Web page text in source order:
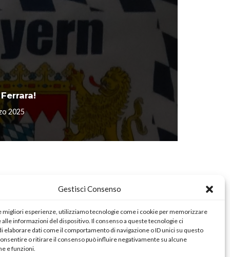
Gestisci Consenso
migliori esperienze, utilizziamo tecnologie come i cookie per memorizzare
alle informazioni del dispositivo. Il consenso a queste tecnologie ci
elaborare dati come il comportamento di navigazione o ID unici su questo
o ritirare il consenso può influire negativamente su alcune
e funzioni.
2025